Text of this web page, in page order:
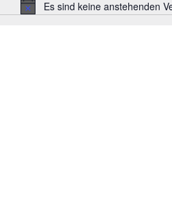
Es sind keine anstehenden